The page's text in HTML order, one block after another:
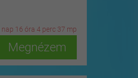
nap 16 óra 4 perc 35 mp
Megnézem